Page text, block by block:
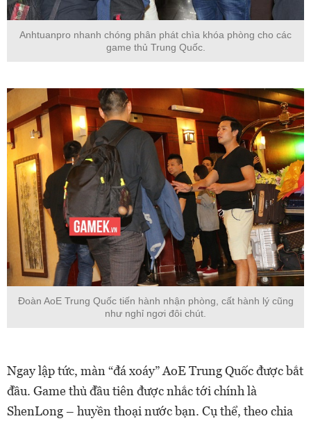
Anhtuanpro nhanh chóng phân phát chìa khóa phòng cho các
game thủ Trung Quốc.
Đoàn AoE Trung Quốc tiến hành nhận phòng, cất hành lý cũng
như nghỉ ngơi đôi chút.
Ngay lập tức, màn “đá xoáy” AoE Trung Quốc được bắt
đầu. Game thủ đầu tiên được nhắc tới chính là
ShenLong – huyền thoại nước bạn. Cụ thể, theo chia